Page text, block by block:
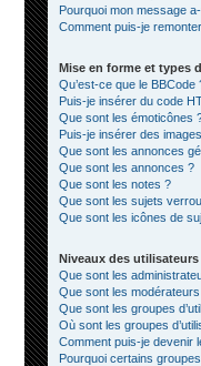
Pourquoi mon message
Comment puis-je
Mise en forme et types
Qu’est-ce que le BBCode
Puis-je insérer du code
Que sont les émoticônes
Puis-je insérer des
Que sont les annonces
Que sont les annonces ?
Que sont les notes ?
Que sont les sujets
Que sont les icônes de
Niveaux des
Que sont les
Que sont les
Que sont les groupes
Où sont les groupes
Comment puis-je devenir
Pourquoi certains